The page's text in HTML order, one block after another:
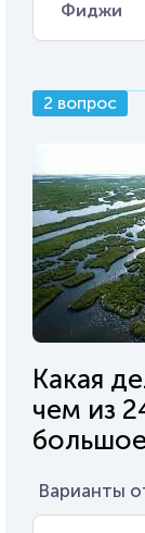
Фиджи
2 вопрос
Какая
чем из
Варианты